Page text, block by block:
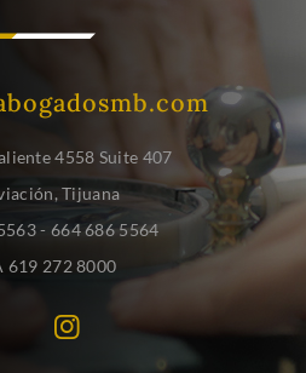
4558 Suite 407
Tijuana
- 664 686 5564
619 272 8000